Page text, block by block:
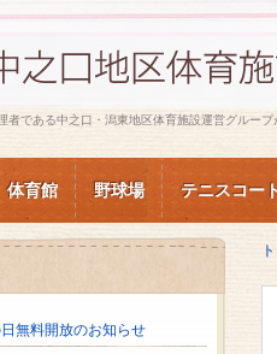
者である中之口・潟東地区体育施設運営グループ
体育館 野球場 テニスコー
無料開放のお知らせ